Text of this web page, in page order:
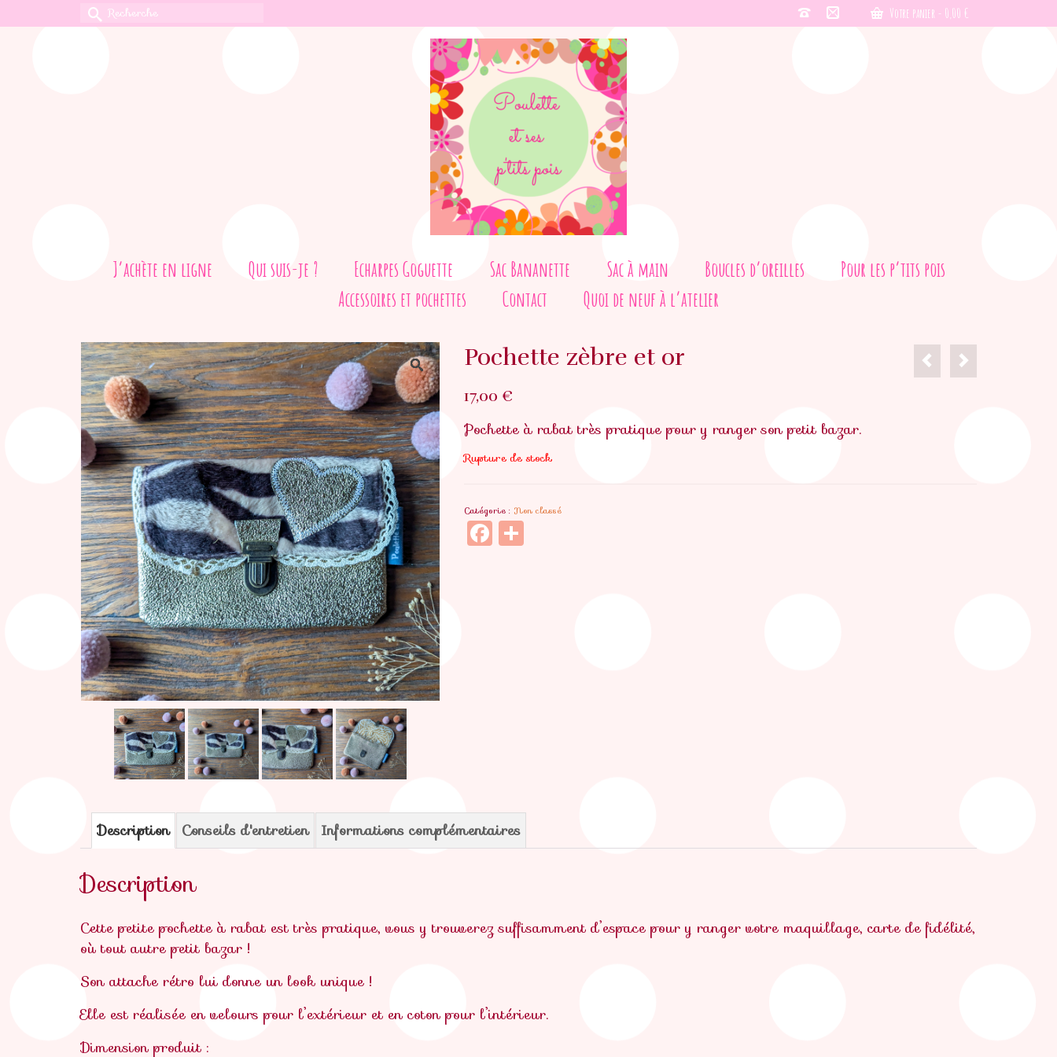
Votre panier - 0,00 €
Rechercher :
J’achète en ligne Qui suis-je ? Echarpes Goguette Sac Bananette Sac à main Boucles d’oreilles
Pour les p’tits pois
Accessoires et pochettes
Contact Quoi de neuf à l’atelier
Pochette zèbre et or
17,00 €
Pochette à rabat très pratique pour y ranger son petit bazar.
Rupture de stock
Catégorie : Non classé
Facebook
Partager
Description Conseils d'entretien Informations complémentaires
Description
Cette petite pochette à rabat est très pratique, vous y trouverez suffisamment d’espace pour y ranger votre maquillage, carte de fidélité,
où tout autre petit bazar !
Son attache rétro lui donne un look unique !
Elle est réalisée en velours pour l’extérieur et en coton pour l’intérieur.
Dimension produit :